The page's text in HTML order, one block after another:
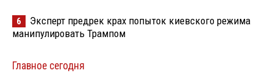
6
Эксперт предрек крах попыток киевского режима
манипулировать Трампом
Главное сегодня